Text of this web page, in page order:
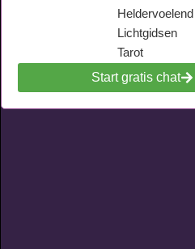
Heldervoelend
Lichtgidsen
Tarot
Start gratis chat